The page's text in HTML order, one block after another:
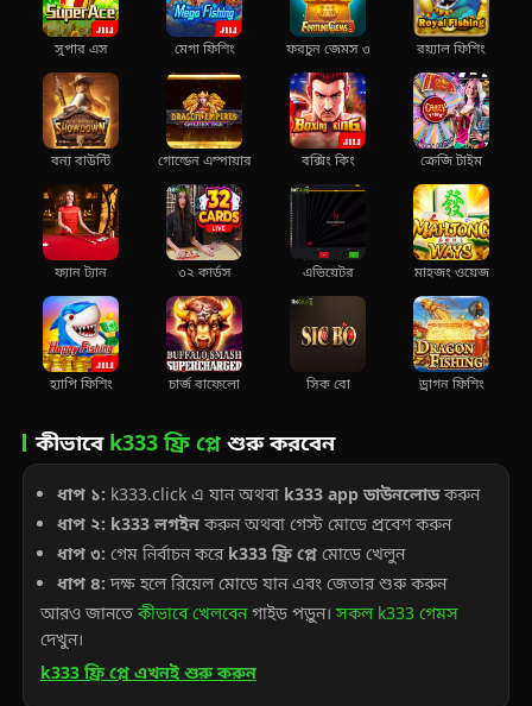
সুপার এস মেগা ফিশিং ফরচুন জেমস ৩ রয়্যাল ফিশিং
বন্য বাউন্টি গোল্ডেন এম্পায়ার বক্সিং কিং ক্রেজি টাইম
ফ্যান ট্যান ৩২ কার্ডস এভিয়েটর মাহজং ওয়েজ
হ্যাপি ফিশিং চার্জ বাফেলো সিক বো ড্রাগন ফিশিং
কীভাবে k333 ফ্রি প্লে শুরু করবেন
ধাপ ১: k333.click এ যান অথবা k333 app ডাউনলোডকরুন
ধাপ ২: k333 লগইন করুন অথবা গেস্ট মোডে প্রবেশ করুন
ধাপ ৩: গেম নির্বাচন করে k333 ফ্রি প্লে মোডে খেলুন
ধাপ ৪: দক্ষ হলে রিয়েল মোডে যান এবং জেতার শুরু করুন
আরও জানতেকীভাবে খেলবেনগাইড পড়ুন।সকল k333 গেমস
দেখুন।
k333 ফ্রি প্লে এখনই শুরু করুন